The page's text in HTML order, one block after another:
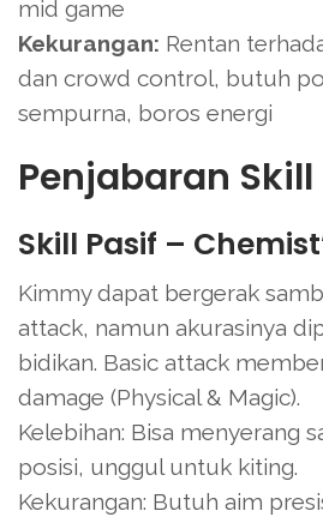
mid game
Kekurangan: Rentan
dan crowd control, butuh
sempurna, boros energi
Penjabaran
Skill Pasif –
Kimmy dapat bergerak
attack, namun akurasinya
bidikan. Basic attack
damage (Physical & Magic).
Kelebihan: Bisa menyerang
posisi, unggul untuk kiting.
Kekurangan: Butuh aim